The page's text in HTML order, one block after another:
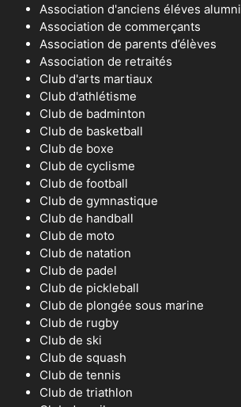
Association d'anciens éléves alumni
Association de commerçants
Association de parents d’élèves
Association de retraités
Club d'arts martiaux
Club d'athlétisme
Club de badminton
Club de basketball
Club de boxe
Club de cyclisme
Club de football
Club de gymnastique
Club de handball
Club de moto
Club de natation
Club de padel
Club de pickleball
Club de plongée sous marine
Club de rugby
Club de ski
Club de squash
Club de tennis
Club de triathlon